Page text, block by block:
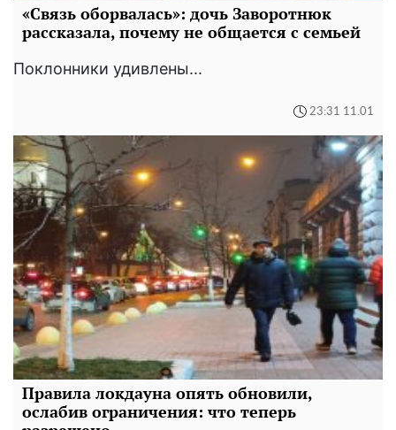
«Связь оборвалась»: дочь Заворотнюк
рассказала, почему не общается с семьей
Поклонники удивлены...
23:31 11.01
Правила локдауна опять обновили,
ослабив ограничения: что теперь